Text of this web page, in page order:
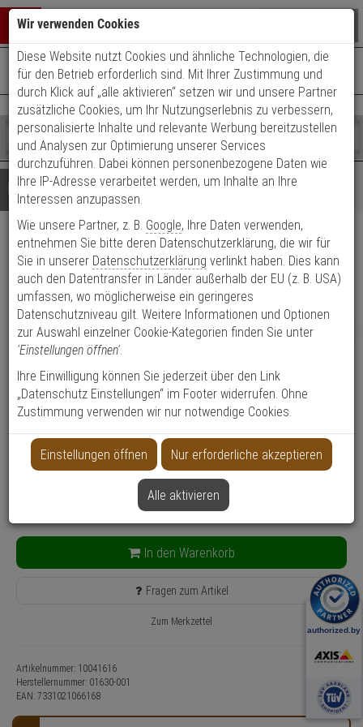
0 ARTIKEL IM WARENKORB
Ihr Warenkorb ist momentan leer.
Ergebnisse ()
Fertig
Shop
durchsuchen
Bitte
geben
Sie
mindestens
Zeichen
ein,
um
Suche
starten.
Es
wurde
noch
Kategorien
Suche
gestartet
+49 (0)821 899 493-0Mo. - Do.: 8:00 - 16:30 | Fr.: 8:00 - 14:00 Uhr
Details Beratung
AXIS F92A01 Height Strip
Housing Black
Produktmerkmale
Datenblatt drucken
Produktinformationen
Zubehörartikel, Gehäuse
Farbe: Schwarz
121,85 €
zzgl. Versandkosten
Lieferzeit: 3-4 Werktage**
In den Warenkorb
Fragen zum Artikel
Zum Merkzettel
Artikelnummer: 10041616
Herstellernummer: 01630-001
EAN: 7331021066168
Wir verwenden Cookies
Diese Website nutzt Cookies und ähnliche Technologien, die
für den Betrieb erforderlich sind. Mit Ihrer Zustimmung und
durch Klick auf „alle aktivieren“ setzen wir und unsere Partner
zusätzliche Cookies, um Ihr Nutzungserlebnis zu verbessern,
personalisierte Inhalte und relevante Werbung bereitzustellen
und Analysen zur Optimierung unserer Services
durchzuführen. Dabei können personenbezogene Daten wie
Ihre IP-Adresse verarbeitet werden, um Inhalte an Ihre
Interessen anzupassen.
Wie unsere Partner, z. B. Google, Ihre Daten verwenden,
entnehmen Sie bitte deren Datenschutzerklärung, die wir für
Sie in unserer Datenschutzerklärung verlinkt haben. Dies kann
auch den Datentransfer in Länder außerhalb der EU (z. B. USA)
umfassen, wo möglicherweise ein geringeres
Datenschutzniveau gilt. Weitere Informationen und Optionen
zur Auswahl einzelner Cookie-Kategorien finden Sie unter
'Einstellungen öffnen'.
Ihre Einwilligung können Sie jederzeit über den Link
„Datenschutz Einstellungen“ im Footer widerrufen. Ohne
Zustimmung verwenden wir nur notwendige Cookies.
Einstellungen öffnen Nur erforderliche akzeptieren
Alle aktivieren